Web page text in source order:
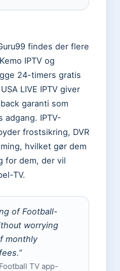
findes der flere
IPTV og
24-timers gratis
LIVE IPTV giver
garanti som
adgang. IPTV-
frostsikring, DVR
hvilket gør dem
for dem, der vil
TV.
of Football-
worrying
monthly
TV app-